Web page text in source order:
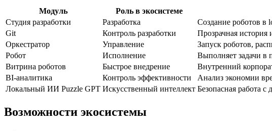
Модуль Роль в экосистеме
Студия разработки
Разработка
Создание роботов в
Git
Контроль разработки
Прозрачная
Оркестратор
Управление
Запуск роботов,
Робот
Исполнение
Выполняет задачи в
Витрина роботов
Быстрое внедрение
Внутренний
BI-аналитика
Контроль эффективности
Анализ экономии
Локальный ИИ Puzzle GPT Искусственный интеллект Безопасная работа
Возможности экосистемы